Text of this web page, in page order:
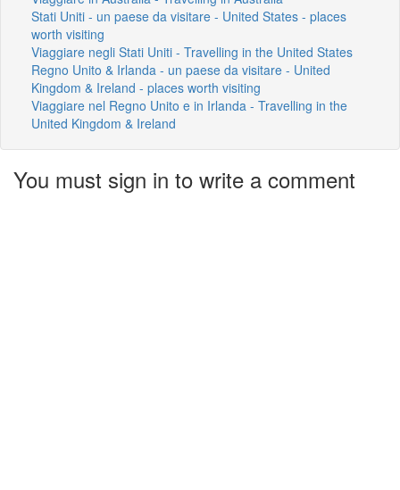
Stati Uniti - un paese da visitare - United States - places
worth visiting
Viaggiare negli Stati Uniti - Travelling in the United States
Regno Unito & Irlanda - un paese da visitare - United
Kingdom & Ireland - places worth visiting
Viaggiare nel Regno Unito e in Irlanda - Travelling in the
United Kingdom & Ireland
You must sign in to write a comment